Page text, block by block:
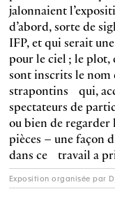
jalonnaient
d’abord, sorte de
IFP, et qui serait
pour le ciel ; le plot,
sont inscrits le nom
strapontins qui,
spectateurs de
ou bien de regarder
pièces – une façon
dans ce travail a
Exposition organisée par